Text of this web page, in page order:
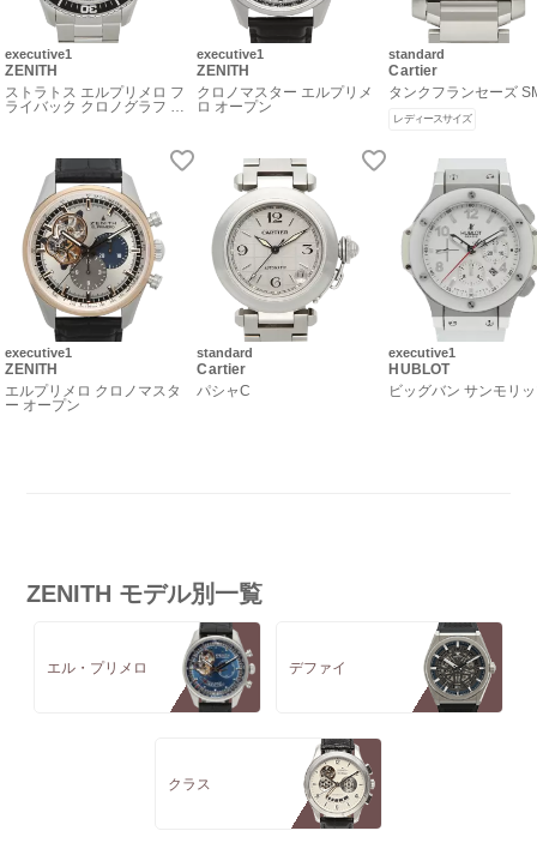
executive1
ZENITH
ストラトス エルプリメロ フ
ライバック クロノグラフ デ
executive1
ZENITH
エルプリメロ クロノマスタ
ー オープン
executive1
ZENITH
クロノマスター エルプリメ
ロ オープン
standard
Cartier
パシャC
standard
Cartier
タンクフランセーズ
レディースサイズ
executive1
HUBLOT
ビッグバン サンモリ
ZENITH モデル別一覧
エル・プリメロ デファイ
クラス